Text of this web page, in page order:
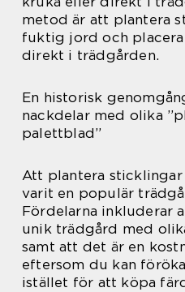
metod är att plantera
fuktig jord och
direkt i trädgården.
En historisk
nackdelar med olika
palettblad”
Att plantera
varit en populär
Fördelarna inkluderar
unik trädgård med
samt att det är en
eftersom du kan
istället för att köpa